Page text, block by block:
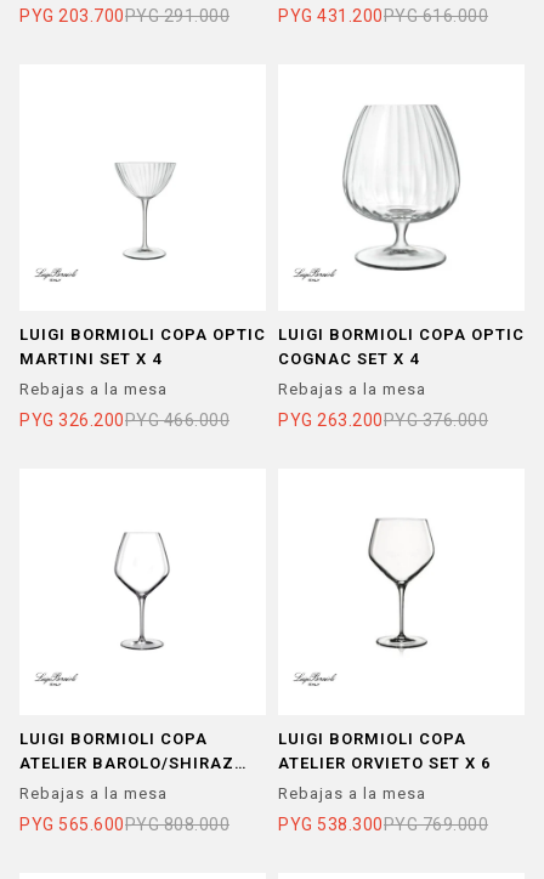
PYG 203.700PYG 291.000 PYG 431.200PYG 616.000
LUIGI BORMIOLI COPA OPTIC
MARTINI SET X 4
Rebajas a la mesa
PYG 326.200PYG 466.000
LUIGI BORMIOLI COPA OPTIC
COGNAC SET X 4
Rebajas a la mesa
PYG 263.200PYG 376.000
LUIGI BORMIOLI COPA
ATELIER BAROLO/SHIRAZ
SET X 6
Rebajas a la mesa
PYG 565.600PYG 808.000
LUIGI BORMIOLI COPA
ATELIER ORVIETO SET X 6
Rebajas a la mesa
PYG 538.300PYG 769.000